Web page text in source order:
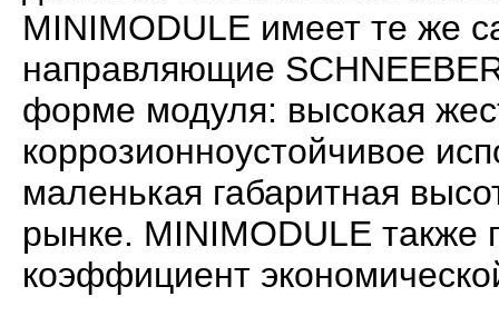
MINIMODULE имеет те же
направляющие
форме модуля: высокая
коррозионноустойчивое
маленькая габаритная
рынке. MINIMODULE также
коэффициент